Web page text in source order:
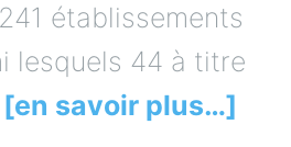
établissements
lesquels 44 à titre
[en savoir plus…]